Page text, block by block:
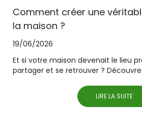
Comment créer une
la maison ?
19/06/2026
Et si votre maison devenait le lieu
partager et se retrouver ?
LIRE LA SUITE